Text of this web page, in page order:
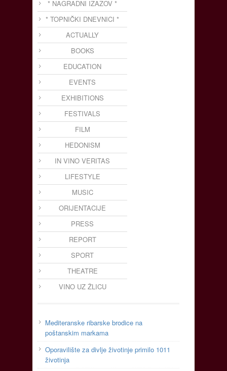
* NAGRADNI IZAZOV *
* TOPNIČKI DNEVNICI *
ACTUALLY
BOOKS
EDUCATION
EVENTS
EXHIBITIONS
FESTIVALS
FILM
HEDONISM
IN VINO VERITAS
LIFESTYLE
MUSIC
ORIJENTACIJE
PRESS
REPORT
SPORT
THEATRE
VINO UZ ŽLICU
Mediteranske ribarske brodice na
poštanskim markama
Oporavilište za divlje životinje primilo 1011
životinja